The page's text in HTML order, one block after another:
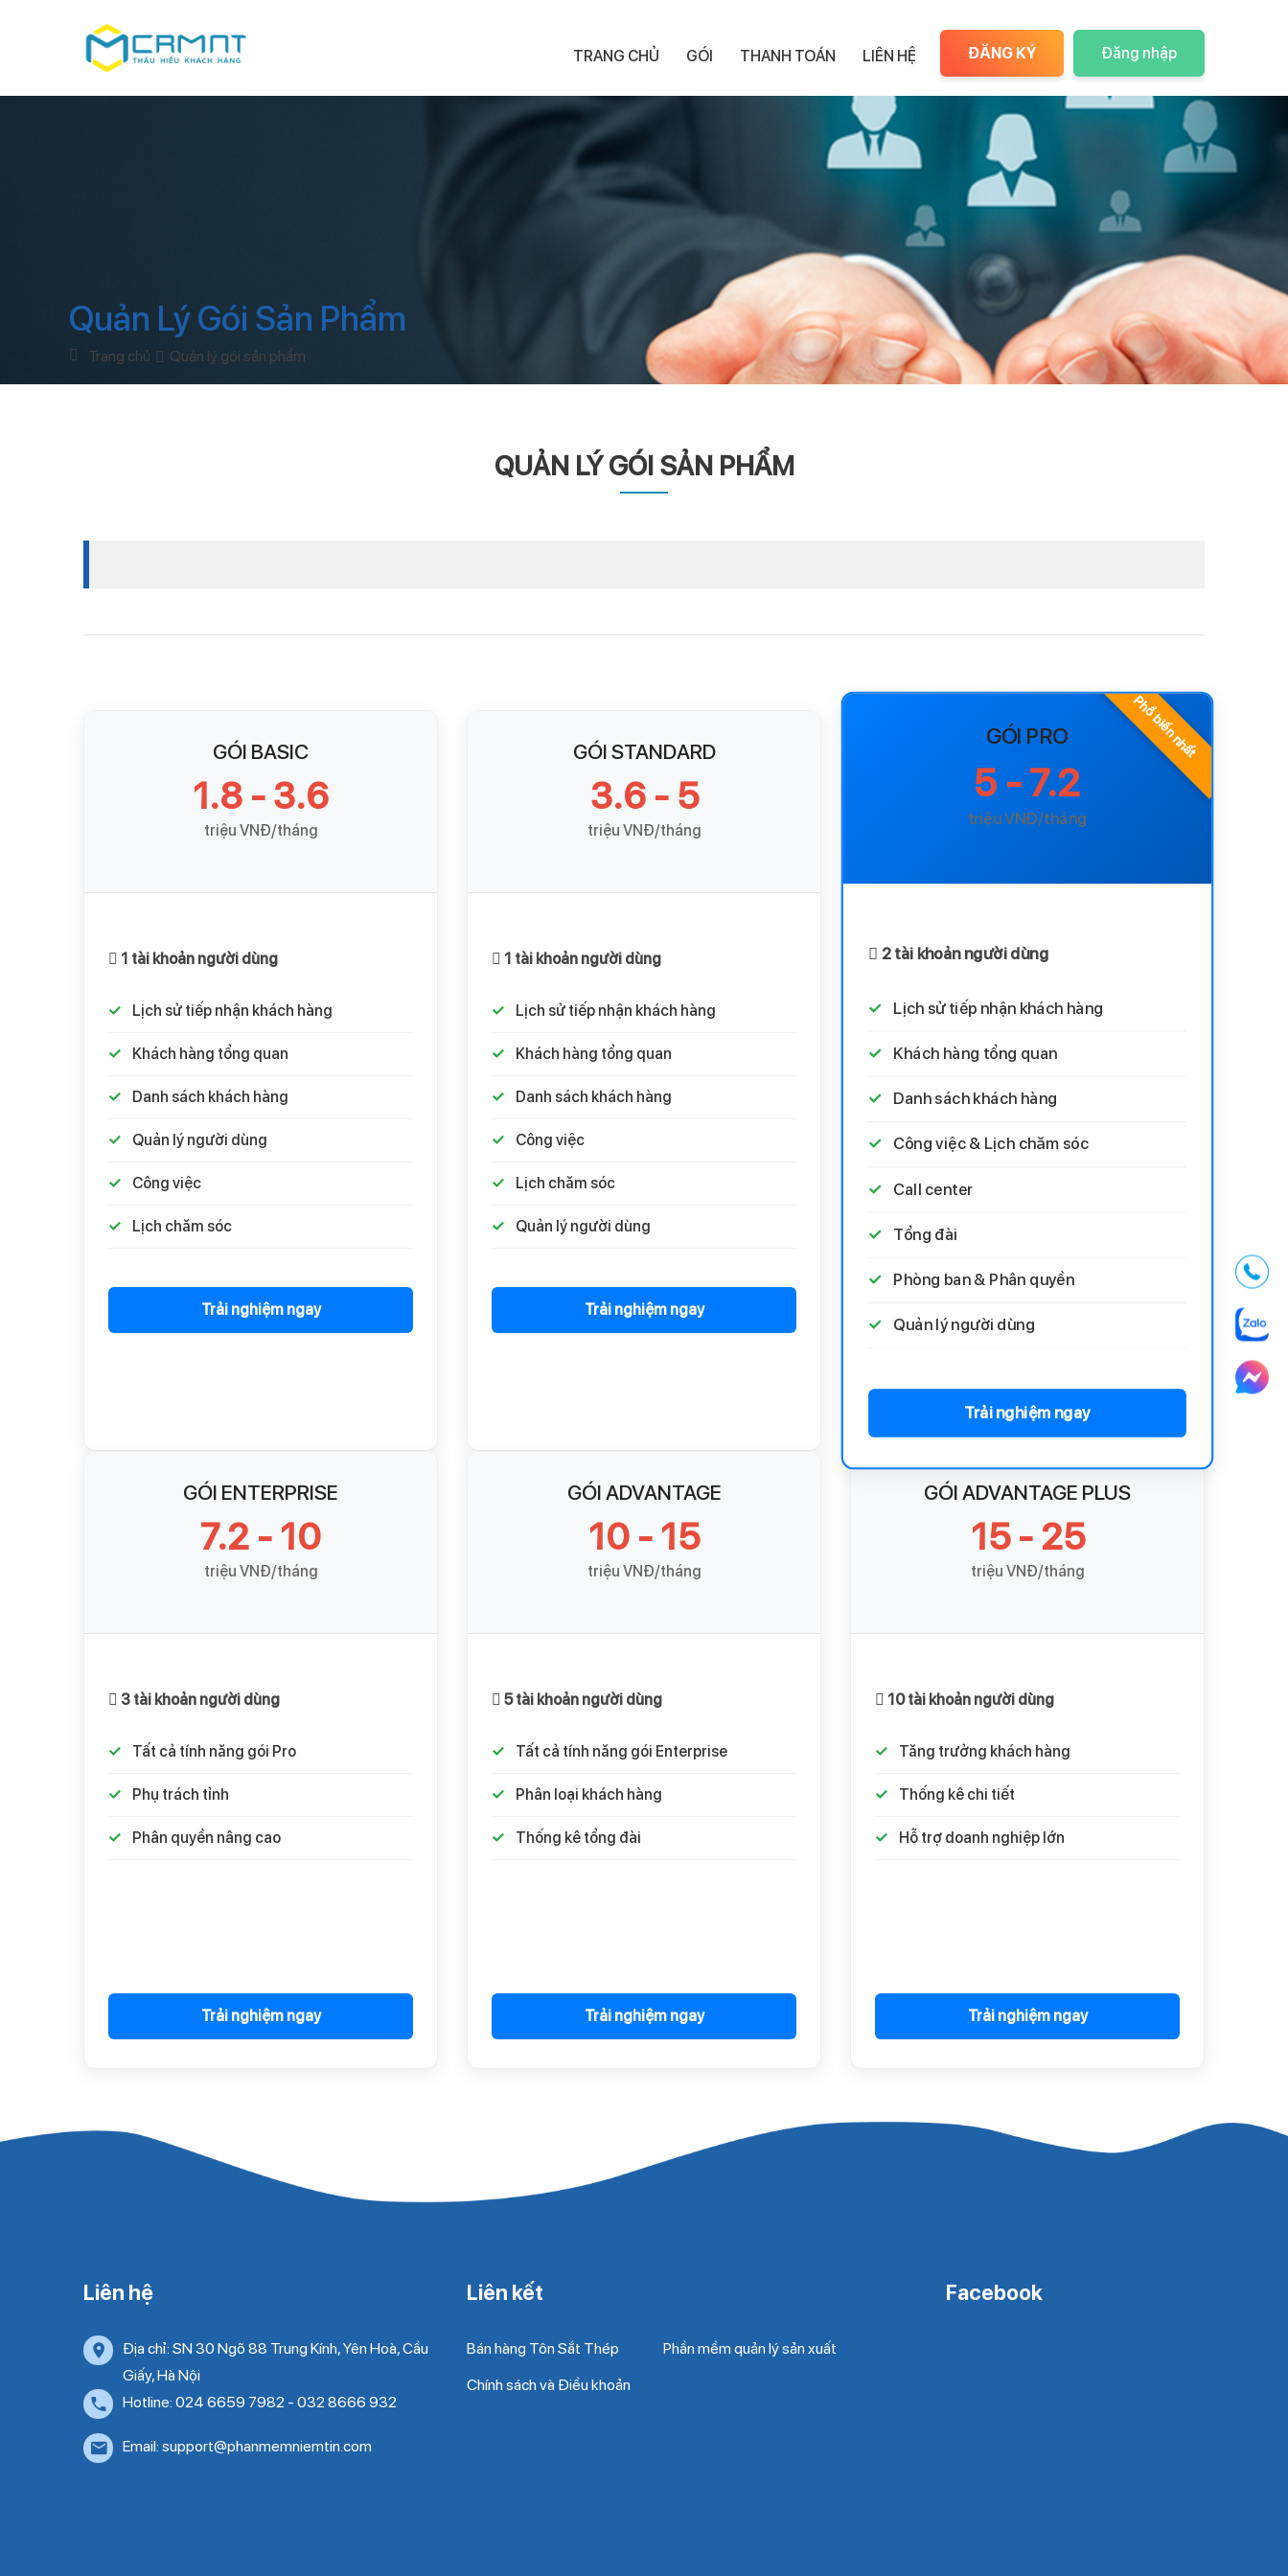
TRANG CHỦ GÓI THANH TOÁN LIÊN HỆ ĐĂNG KÝ Đăng nhập
Quản Lý Gói Sản Phẩm
Trang chủ Quản lý gói sản phẩm
QUẢN LÝ GÓI SẢN PHẨM
GÓI BASIC
1.8 - 3.6
triệu VNĐ/tháng
1 tài khoản người dùng
Lịch sử tiếp nhận khách hàng
Khách hàng tổng quan
Danh sách khách hàng
Quản lý người dùng
Công việc
Lịch chăm sóc
Trải nghiệm ngay
GÓI STANDARD
3.6 - 5
triệu VNĐ/tháng
1 tài khoản người dùng
Lịch sử tiếp nhận khách hàng
Khách hàng tổng quan
Danh sách khách hàng
Công việc
Lịch chăm sóc
Quản lý người dùng
Trải nghiệm ngay
Phổ biến nhất
GÓI PRO
5 - 7.2
triệu VNĐ/tháng
2 tài khoản người dùng
Lịch sử tiếp nhận khách hàng
Khách hàng tổng quan
Danh sách khách hàng
Công việc & Lịch chăm sóc
Call center
Tổng đài
Phòng ban & Phân quyền
Quản lý người dùng
Trải nghiệm ngay
GÓI ENTERPRISE
7.2 - 10
triệu VNĐ/tháng
3 tài khoản người dùng
Tất cả tính năng gói Pro
Phụ trách tỉnh
Phân quyền nâng cao
Trải nghiệm ngay
GÓI ADVANTAGE
10 - 15
triệu VNĐ/tháng
5 tài khoản người dùng
Tất cả tính năng gói Enterprise
Phân loại khách hàng
Thống kê tổng đài
Trải nghiệm ngay
GÓI ADVANTAGE PLUS
15 - 25
triệu VNĐ/tháng
10 tài khoản người dùng
Tăng trưởng khách hàng
Thống kê chi tiết
Hỗ trợ doanh nghiệp lớn
Trải nghiệm ngay
Liên hệ
Địa chỉ: SN 30 Ngõ 88 Trung Kính, Yên Hoà, Cầu
Giấy, Hà Nội
Hotline: 024 6659 7982 - 032 8666 932
Email: support@phanmemniemtin.com
Liên kết
Bán hàng Tôn Sắt Thép
Phần mềm quản lý sản xuất
Chính sách và Điều khoản
Facebook